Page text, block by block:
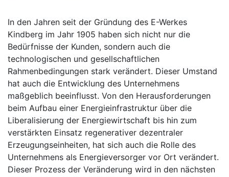
In den Jahren seit der Gründung des E-Werkes
Kindberg im Jahr 1905 haben sich nicht nur die
Bedürfnisse der Kunden, sondern auch die
technologischen und gesellschaftlichen
Rahmenbedingungen stark verändert. Dieser Umstand
hat auch die Entwicklung des Unternehmens
maßgeblich beeinflusst. Von den Herausforderungen
beim Aufbau einer Energieinfrastruktur über die
Liberalisierung der Energiewirtschaft bis hin zum
verstärkten Einsatz regenerativer dezentraler
Erzeugungseinheiten, hat sich auch die Rolle des
Unternehmens als Energieversorger vor Ort verändert.
Dieser Prozess der Veränderung wird in den nächsten